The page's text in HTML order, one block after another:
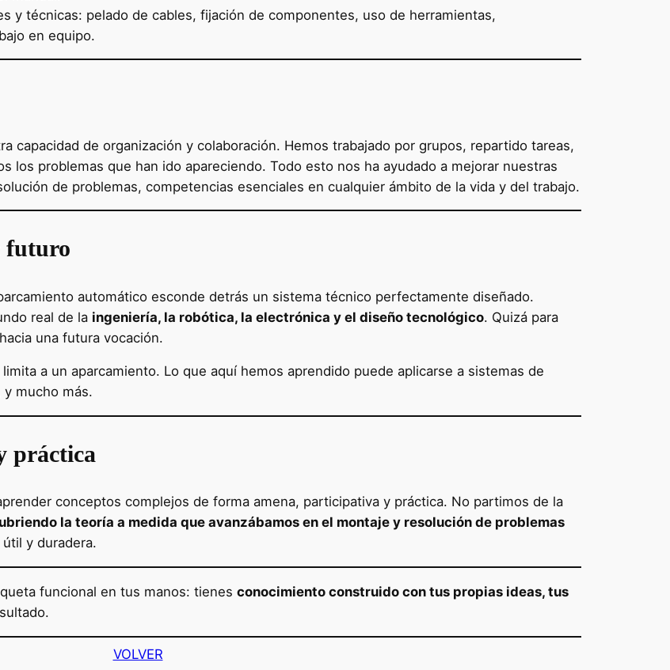
y técnicas: pelado de cables, fijación de componentes, uso de herramientas,
en equipo.
capacidad de organización y colaboración. Hemos trabajado por grupos, repartido tareas,
los problemas que han ido apareciendo. Todo esto nos ha ayudado a mejorar nuestras
de problemas, competencias esenciales en cualquier ámbito de la vida y del trabajo.
futuro
automático esconde detrás un sistema técnico perfectamente diseñado.
real de la ingeniería, la robótica, la electrónica y el diseño tecnológico. Quizá para
una futura vocación.
limita a un aparcamiento. Lo que aquí hemos aprendido puede aplicarse a sistemas de
mucho más.
práctica
conceptos complejos de forma amena, participativa y práctica. No partimos de la
la teoría a medida que avanzábamos en el montaje y resolución de problemas
y duradera.
funcional en tus manos: tienes conocimiento construido con tus propias ideas, tus
VOLVER